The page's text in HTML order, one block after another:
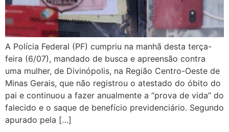
A Polícia Federal (PF) cumpriu na manhã desta terça-
feira (6/07), mandado de busca e apreensão contra
uma mulher, de Divinópolis, na Região Centro-Oeste de
Minas Gerais, que não registrou o atestado do óbito do
pai e continuou a fazer anualmente a “prova de vida” do
falecido e o saque de benefício previdenciário. Segundo
apurado pela […]